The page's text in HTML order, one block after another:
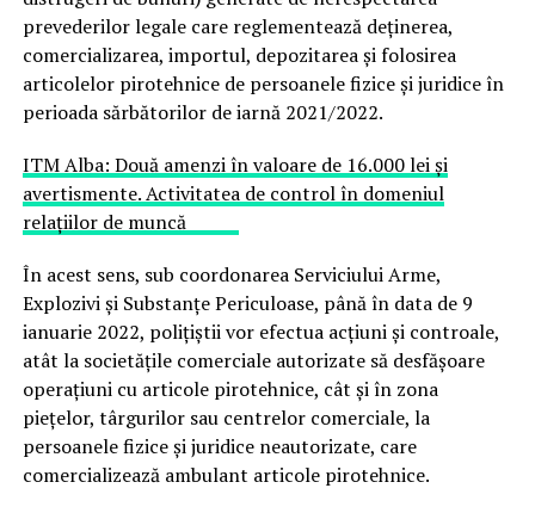
prevederilor legale care reglementează deţinerea,
comercializarea, importul, depozitarea şi folosirea
articolelor pirotehnice de persoanele fizice şi juridice în
perioada sărbătorilor de iarnă 2021/2022.
ITM Alba: Două amenzi în valoare de 16.000 lei și
avertismente. Activitatea de control în domeniul
relațiilor de muncă
În acest sens, sub coordonarea Serviciului Arme,
Explozivi şi Substanţe Periculoase, până în data de 9
ianuarie 2022, polițiștii vor efectua acţiuni şi controale,
atât la societăţile comerciale autorizate să desfăşoare
operaţiuni cu articole pirotehnice, cât şi în zona
pieţelor, târgurilor sau centrelor comerciale, la
persoanele fizice și juridice neautorizate, care
comercializează ambulant articole pirotehnice.